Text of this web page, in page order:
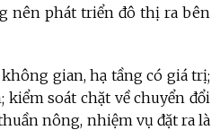
nên phát triển đô thị ra bên
gian, hạ tầng có giá trị;
soát chặt về chuyển đổi
nông, nhiệm vụ đặt ra là